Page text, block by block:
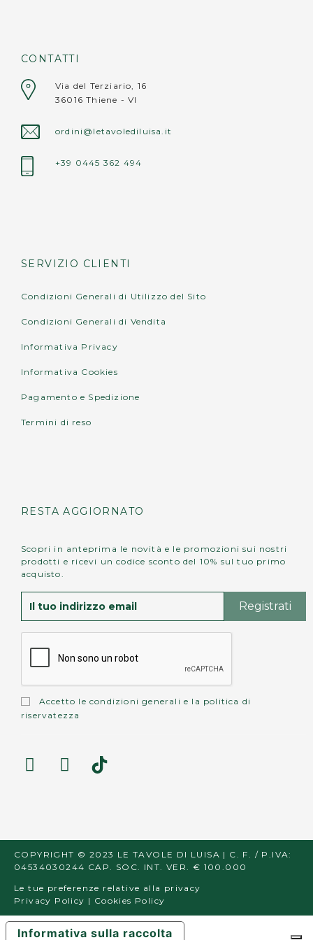
teiere, caffettiere calde) direttamente sulla
CONTATTI
Via del Terziario, 16
36016 Thiene - VI
ordini@letavolediluisa.it
+39 0445 362 494
SERVIZIO CLIENTI
Condizioni Generali di Utilizzo del Sito
Condizioni Generali di Vendita
Informativa Privacy
Informativa Cookies
Pagamento e Spedizione
Termini di reso
RESTA AGGIORNATO
Scopri in anteprima le novità e le promozioni sui nostri
prodotti e ricevi un codice sconto del 10% sul tuo primo
acquisto.
Accetto le condizioni generali e la politica di
riservatezza
COPYRIGHT © 2023 LE TAVOLE DI LUISA | C. F. / P.IVA:
04534030244 CAP. SOC. INT. VER. € 100.000
Le tue preferenze relative alla privacy
Privacy Policy | Cookies Policy
Informativa sulla raccolta